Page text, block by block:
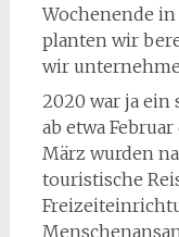
Wochenende
planten wir
wir
2020 war ja ein
ab etwa
März wurden
touristische